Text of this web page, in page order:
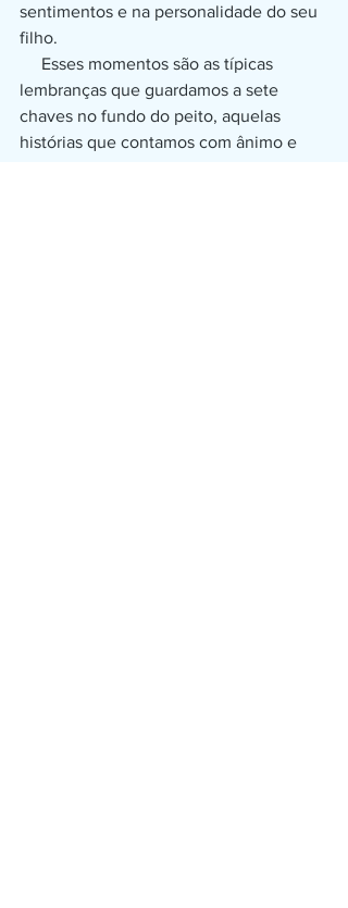
sentimentos e na personalidade do seu
filho.
lembranças que guardamos a sete
chaves no fundo do peito, aquelas
histórias que contamos com ânimo e